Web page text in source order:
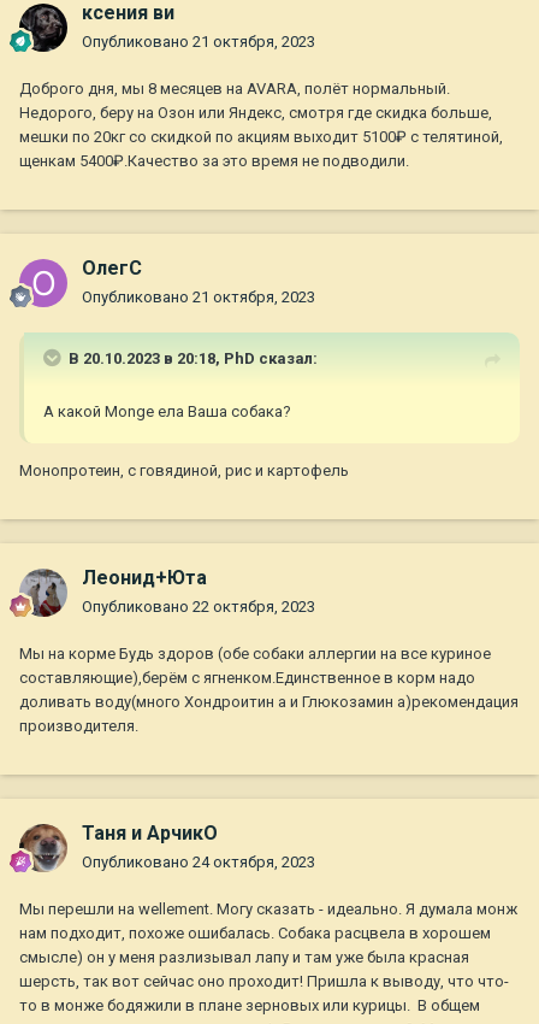
ксения ви
Опубликовано 21 октября, 2023
Доброго дня, мы 8 месяцев на AVARA, полёт нормальный.
Недорого, беру на Озон или Яндекс, смотря где скидка больше,
мешки по 20кг со скидкой по акциям выходит 5100₽ с телятиной,
щенкам 5400₽.Качество за это время не подводили.
ОлегС
Опубликовано 21 октября, 2023
В 20.10.2023 в 20:18, PhD сказал:
А какой Monge ела Ваша собака?
Монопротеин, с говядиной, рис и картофель
Леонид+Юта
Опубликовано 22 октября, 2023
Мы на корме Будь здоров (обе собаки аллергии на все куриное
составляющие),берём с ягненком.Единственное в корм надо
доливать воду(много Хондроитин а и Глюкозамин а)рекомендация
производителя.
Таня и АрчикО
Опубликовано 24 октября, 2023
Мы перешли на wellement. Могу сказать - идеально. Я думала монж
нам подходит, похоже ошибалась. Собака расцвела в хорошем
смысле) он у меня разлизывал лапу и там уже была красная
шерсть, так вот сейчас оно проходит! Пришла к выводу, что что-
то в монже бодяжили в плане зерновых или курицы. В общем